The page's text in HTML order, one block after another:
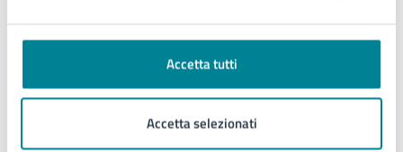
Accetta tutti
Accetta selezionati
GIU
00:00 - Fine evento